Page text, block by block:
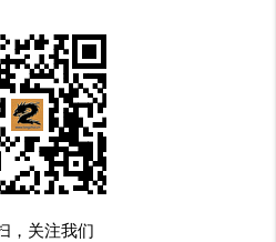
，关注我们